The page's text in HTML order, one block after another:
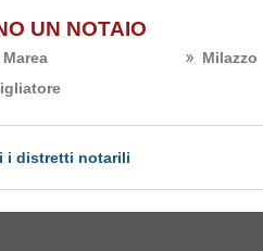
UN NOTAIO
Milazzo
i distretti notarili